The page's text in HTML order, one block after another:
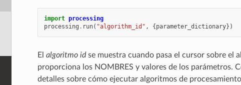
import processing
processing . run( "algorithm_id" , {parameter_dictionary})
El algoritmo idse muestra cuando pasa el cursor sobre el
proporciona los NOMBRES y valores de los parámetros.
detalles sobre cómo ejecutar algoritmos de